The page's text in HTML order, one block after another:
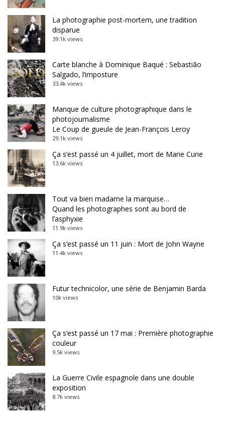
La photographie post-mortem, une tradition
disparue
39.1k views
Carte blanche à Dominique Baqué : Sebastião
Salgado, l’imposture
33.4k views
Manque de culture photographique dans le
photojournalisme
Le Coup de gueule de Jean-François Leroy
29.1k views
Ça s’est passé un 4 juillet, mort de Marie Curie
13.6k views
Tout va bien madame la marquise…
Quand les photographes sont au bord de
l’asphyxie
11.9k views
Ça s’est passé un 11 juin : Mort de John Wayne
11.4k views
Futur technicolor, une série de Benjamin Barda
10k views
Ça s’est passé un 17 mai : Première photographie
couleur
9.5k views
La Guerre Civile espagnole dans une double
exposition
8.7k views